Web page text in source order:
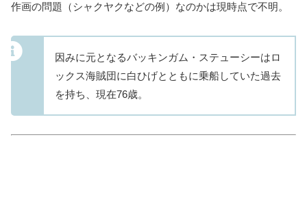
作画の問題（シャクヤクなどの例）なのかは現時点で不明。
因みに元となるバッキンガム・ステューシーはロ
ックス海賊団に白ひげとともに乗船していた過去
を持ち、現在76歳。